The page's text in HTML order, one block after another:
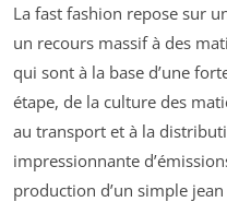
La fast fashion repose sur
un recours massif à des
qui sont à la base d’une
étape, de la culture des
au transport et à la
impressionnante
production d’un simple